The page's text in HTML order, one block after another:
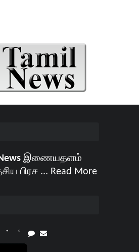
இணையதளம்
பிரச ... Read More